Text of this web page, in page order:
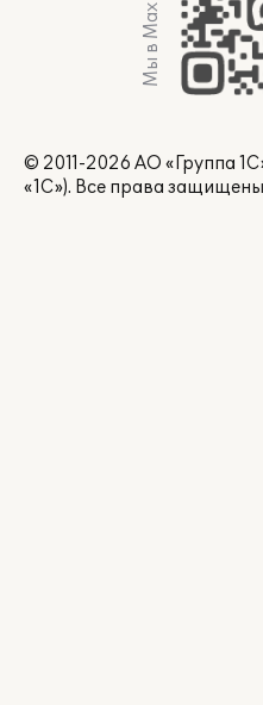
Мы в Max
© 2011-2026 АО «Группа
«1С»). Все права